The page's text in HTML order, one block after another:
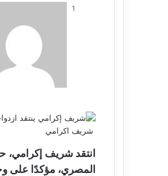
شريف اكرامي
انتقد شريف إكرامي،
المصري، مؤكدًا على